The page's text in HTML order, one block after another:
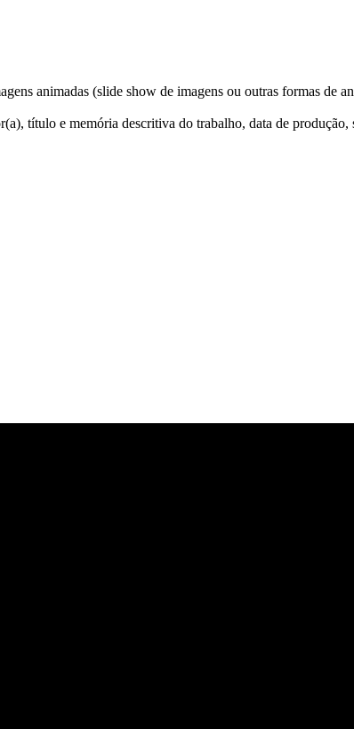
animadas (slide show de imagens ou outras formas de
título e memória descritiva do trabalho, data de produção,